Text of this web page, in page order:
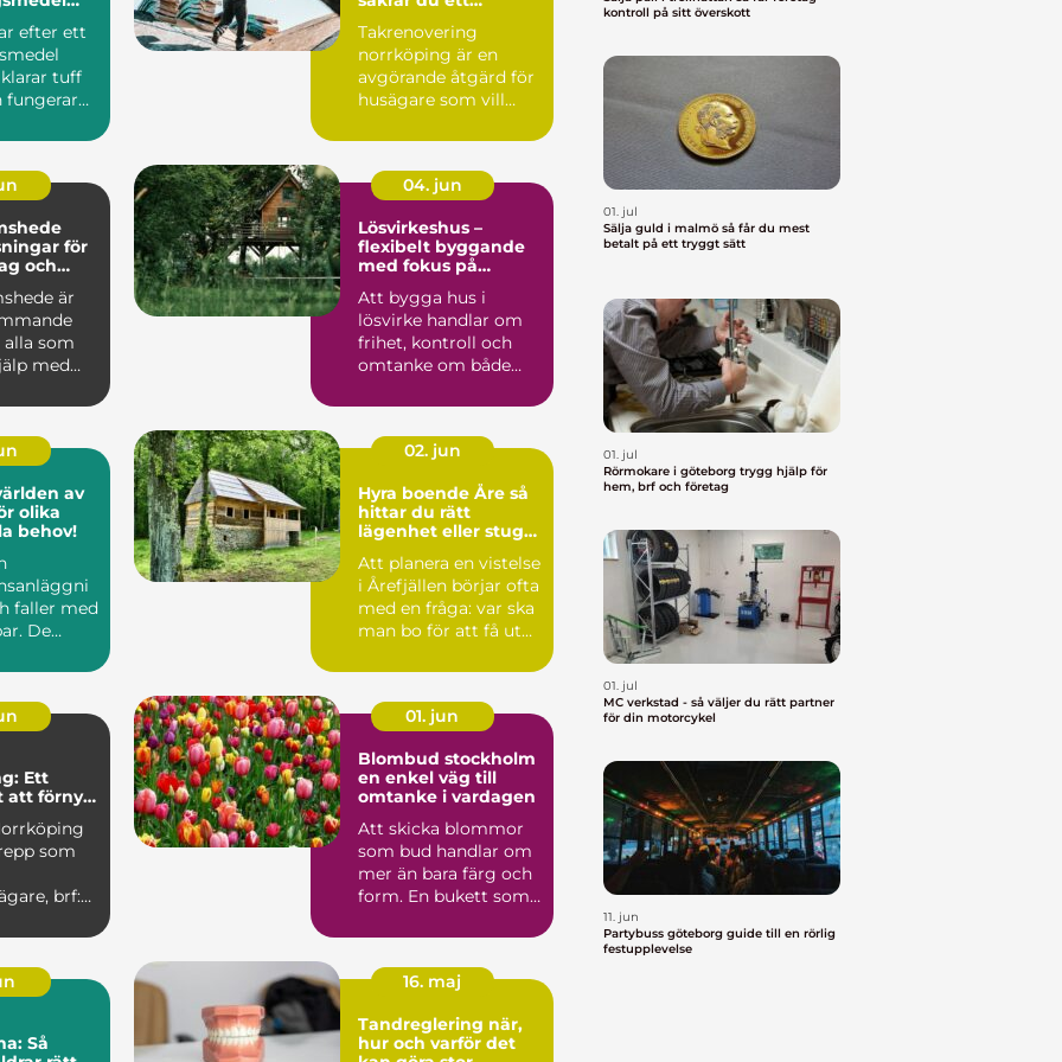
efter ett
tuff
fungerar
Östgötskt klimat
Takrenovering
norrköping är en
avgörande åtgärd för
husägare som vill
mot fukt, mö...
för
och
är
som
med
04. jun
Lösvirkeshus –
flexibelt byggande
med fokus på
Att bygga hus i
lösvirke handlar om
frihet, kontroll och
omtanke om både
av
olika
behov!
faller med
De
02. jun
Hyra boende Åre så
hittar du rätt
lägenhet eller stuga
Att planera en vistelse
i Årefjällen börjar ofta
med en fråga: var ska
man bo för att få ut
Ett
att förnya
som
brf:er
01. jun
Blombud stockholm
en enkel väg till
omtanke i vardagen
Att skicka blommor
som bud handlar om
mer än bara färg och
form. En bukett som
dör...
Så
16. maj
Tandreglering när,
hur och varför det
kontroll på sitt överskott
01. jul
Sälja guld i malmö så får du mest
betalt på ett tryggt sätt
01. jul
Rörmokare i göteborg trygg hjälp för
hem, brf och företag
01. jul
MC verkstad - så väljer du rätt partner
för din motorcykel
11. jun
Partybuss göteborg guide till en rörlig
festupplevelse